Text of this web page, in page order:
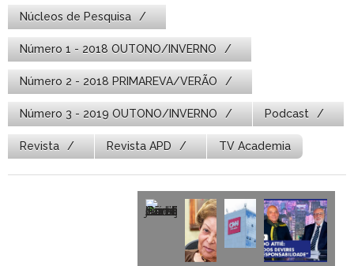
Núcleos de Pesquisa
Número 1 - 2018 OUTONO/INVERNO
Número 2 - 2018 PRIMAREVA/VERÃO
Número 3 - 2019 OUTONO/INVERNO Podcast
Revista Revista APD TV Academia